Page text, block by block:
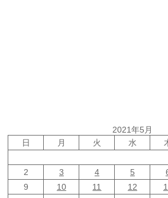
2021年5月
日
月 火 水
2
3 4 5
9
10 11 12